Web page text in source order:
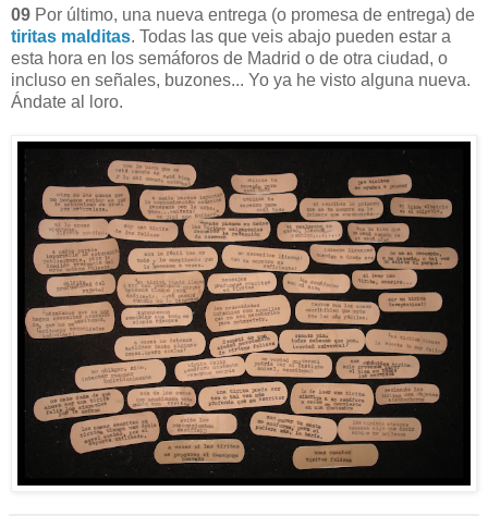
09 Por último, una nueva entrega (o promesa de entrega) de
tiritas malditas. Todas las que veis abajo pueden estar a
esta hora en los semáforos de Madrid o de otra ciudad, o
incluso en señales, buzones... Yo ya he visto alguna nueva.
Ándate al loro.